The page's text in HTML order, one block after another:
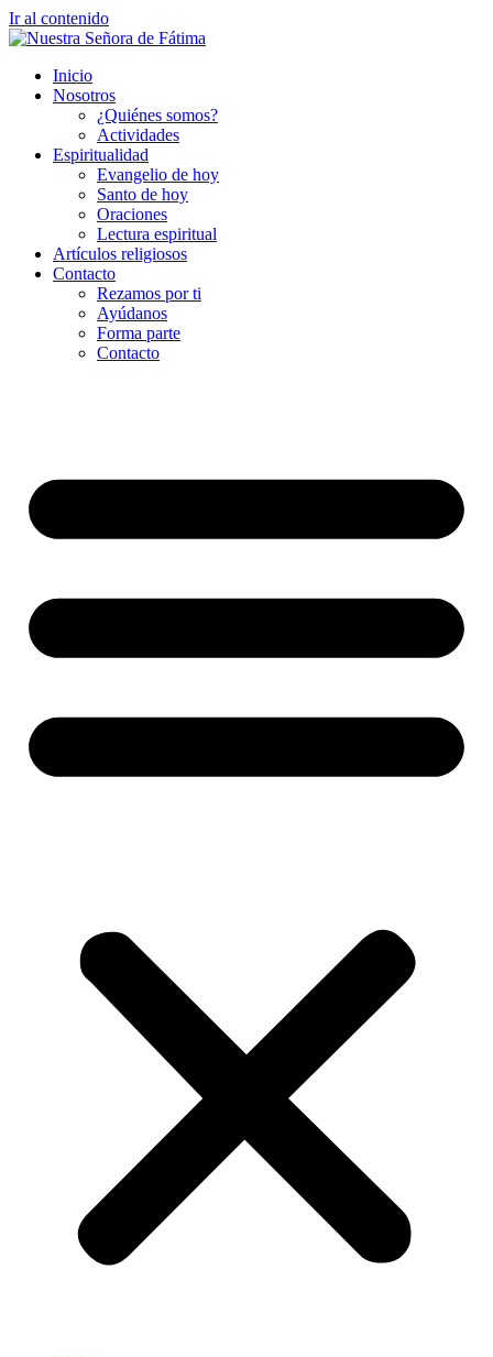
Ir al contenido
Inicio
Nosotros
¿Quiénes somos?
Actividades
Espiritualidad
Evangelio de hoy
Santo de hoy
Oraciones
Lectura espiritual
Artículos religiosos
Contacto
Rezamos por ti
Ayúdanos
Forma parte
Contacto